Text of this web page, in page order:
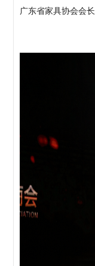
广东省家具协会会